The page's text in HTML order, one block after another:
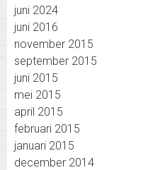
juni 2024
juni 2016
november 2015
september 2015
juni 2015
mei 2015
april 2015
februari 2015
januari 2015
december 2014